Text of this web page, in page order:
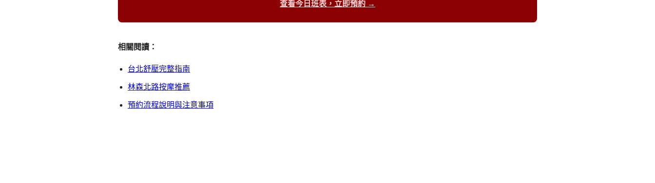
查看今日班表，立即預約 →
相關閱讀：
台北舒壓完整指南
林森北路按摩推薦
預約流程說明與注意事項